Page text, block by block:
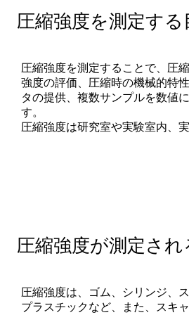
圧縮強度を測定する
圧縮強度を測定することで、圧
強度の評価、圧縮時の機械的特
タの提供、複数サンプルを数値
す。
圧縮強度は研究室や実験室内、
圧縮強度が測定さ
圧縮強度は、ゴム、シリンジ、
プラスチックなど、また、スキ